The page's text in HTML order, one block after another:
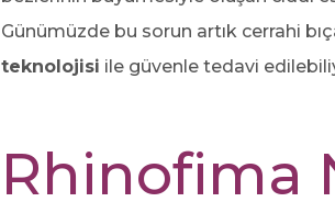
Günümüzde bu sorun artık cerrahi
teknolojisi ile güvenle tedavi
Rhinofima